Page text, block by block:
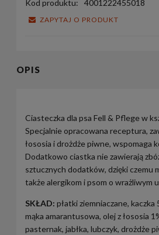
Kod produktu:
4001222455018
ZAPYTAJ O PRODUKT
OPIS
Ciasteczka dla psa Fell & Pflege w
Specjalnie opracowana receptura,
łososia i drożdże piwne, wspomaga
Dodatkowo ciastka nie zawierają
sztucznych dodatków, dzięki czemu
także alergikom i psom o wrażliwym
SKŁAD: płatki ziemniaczane, kaczka
mąka amarantusowa, olej z łososia
pasternak, jabłka, lubczyk, drożdże